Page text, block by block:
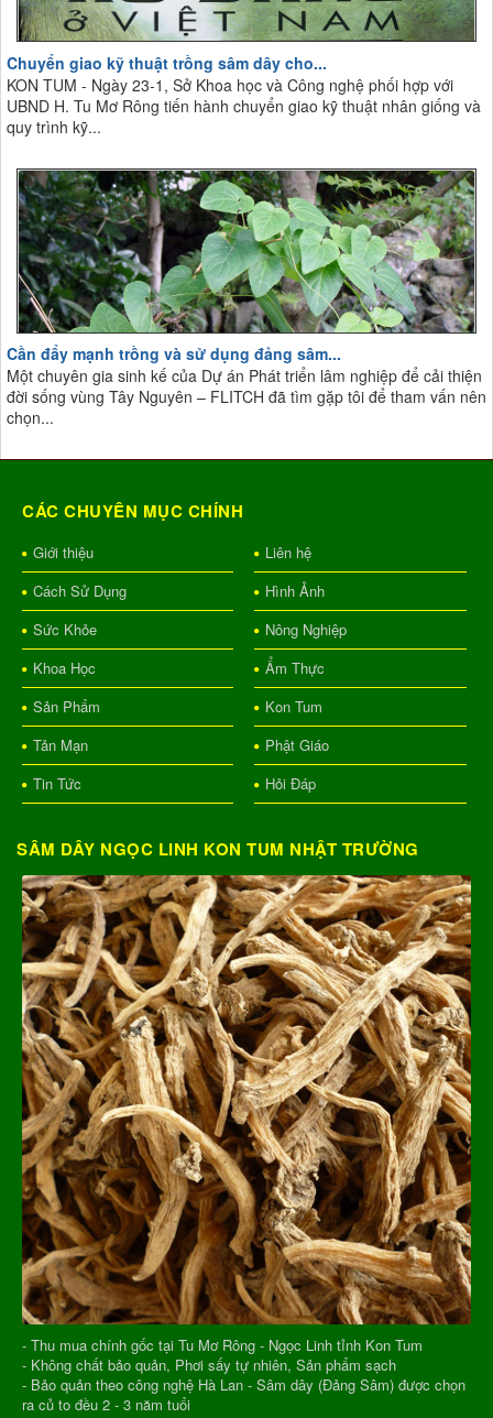
Chuyển giao kỹ thuật trồng sâm dây cho...
KON TUM - Ngày 23-1, Sở Khoa học và Công nghệ phối hợp với
UBND H. Tu Mơ Rông tiến hành chuyển giao kỹ thuật nhân giống và
quy trình kỹ...
Cần đẩy mạnh trồng và sử dụng đảng sâm...
Một chuyên gia sinh kế của Dự án Phát triển lâm nghiệp để cải thiện
đời sống vùng Tây Nguyên – FLITCH đã tìm gặp tôi để tham vấn nên
chọn...
CÁC CHUYÊN MỤC CHÍNH
Giới thiệu
Liên hệ
Cách Sử Dụng
Hình Ảnh
Sức Khỏe
Nông Nghiệp
Khoa Học
Ẩm Thực
Sản Phẩm
Kon Tum
Tản Mạn
Phật Giáo
Tin Tức
Hỏi Đáp
SÂM DÂY NGỌC LINH KON TUM NHẬT TRƯỜNG
- Thu mua chính gốc tại Tu Mơ Rông - Ngọc Linh tỉnh Kon Tum
- Không chất bảo quản, Phơi sấy tự nhiên, Sản phẩm sạch
- Bảo quản theo công nghệ Hà Lan - Sâm dây (Đảng Sâm) được chọn
ra củ to đều 2 - 3 năm tuổi